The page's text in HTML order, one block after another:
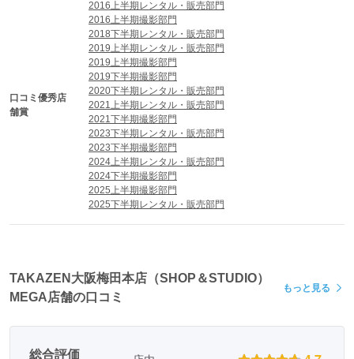
口コミ優秀店
舗賞
2016上半期レンタル・販売部門
2016上半期撮影部門
2018下半期レンタル・販売部門
2019上半期レンタル・販売部門
2019上半期撮影部門
2019下半期撮影部門
2020下半期レンタル・販売部門
2021上半期レンタル・販売部門
2021下半期撮影部門
2023下半期レンタル・販売部門
2023下半期撮影部門
2024上半期レンタル・販売部門
2024下半期撮影部門
2025上半期撮影部門
2025下半期レンタル・販売部門
TAKAZEN大阪梅田本店（SHOP＆STUDIO）
MEGA店舗の口コミ
もっと見る
総合評価